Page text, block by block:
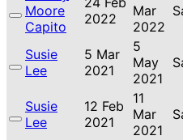
Moore
Capito
2022
Mar
2022
Susie
Lee
5 Mar
2021
5
May
2021
Susie
Lee
12 Feb
2021
11
Mar
2021